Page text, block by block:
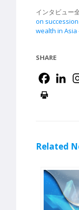
インタビュー
on
wealth in
SHARE
Related